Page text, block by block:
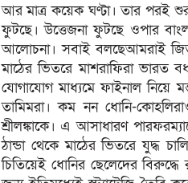
আর মাত্র কয়েক ঘণ্টা। তার পরই
ফুটছে। উত্তেজনা ফুটছে ওপার
আলোচনা। সবাই বলছেআমরাই
মাঠের ভিতরে মাশরাফিরা ভারত
যোগাযোগ মাধ্যমে ফাইনাল নিয়ে
তামিমরা। কম নন ধোনি-
শ্রীলঙ্কাকে। এ আসাধারণ
ঠান্ডা থেকে মাঠের ভিতরে যুদ্ধ
চিতিয়েই ধোনির ছেলেদের বিরুদ্ধে